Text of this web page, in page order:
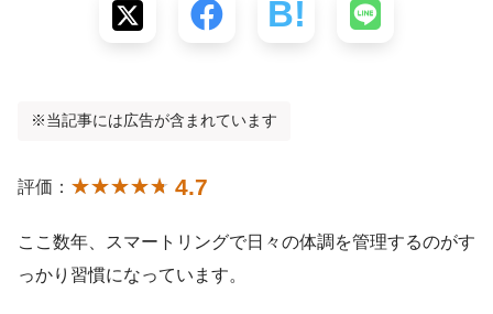
※当記事には広告が含まれています
評価： 4.7
ここ数年、スマートリングで日々の体調を管理するのがす
っかり習慣になっています。